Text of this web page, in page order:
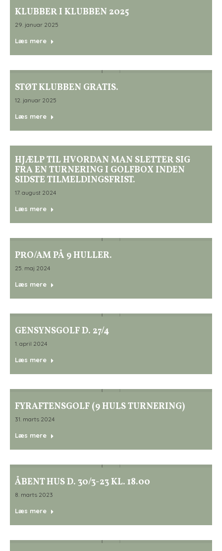
KLUBBER I KLUBBEN 2025
29. januar 2025
Læs mere
STØT KLUBBEN GRATIS.
12. januar 2025
Læs mere
HJÆLP TIL HVORDAN MAN SLETTER SIG
FRA EN TURNERING I GOLFBOX INDEN
SIDSTE TILMELDINGSFRIST.
17. august 2024
Læs mere
PRO/AM PÅ 9 HULLER.
25. maj 2024
Læs mere
GENSYNSGOLF D. 27/4
1. april 2024
Læs mere
FYRAFTENSGOLF (9 HULS TURNERING)
31. marts 2024
Læs mere
ÅBENT HUS D. 30/3-23 KL. 18.00
8. marts 2023
Læs mere